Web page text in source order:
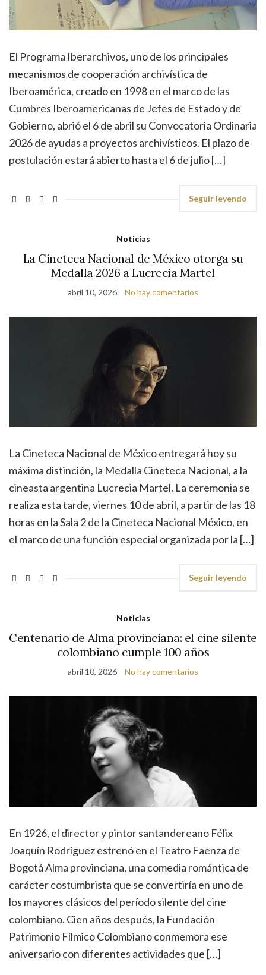
El Programa Iberarchivos, uno de los principales
mecanismos de cooperación archivística de
Iberoamérica, creado en 1998 en el marco de las
Cumbres Iberoamericanas de Jefes de Estado y de
Gobierno, abrió el 6 de abril su Convocatoria Ordinaria
2026 de ayudas a proyectos archivísticos. El plazo de
postulación estará abierto hasta el 6 de julio […]
Seguir leyendo
Noticias
La Cineteca Nacional de México otorga su
Medalla 2026 a Lucrecia Martel
abril 10, 2026 No hay comentarios
La Cineteca Nacional de México entregará hoy su
máxima distinción, la Medalla Cineteca Nacional, a la
cineasta argentina Lucrecia Martel. La ceremonia se
realiza esta tarde, viernes 10 de abril, a partir de las 18
horas en la Sala 2 de la Cineteca Nacional México, en
el marco de una función especial organizada por la […]
Seguir leyendo
Noticias
Centenario de Alma provinciana: el cine silente
colombiano cumple 100 años
abril 10, 2026 No hay comentarios
En 1926, el director y pintor santandereano Félix
Joaquín Rodríguez estrenó en el Teatro Faenza de
Bogotá Alma provinciana, una comedia romántica de
carácter costumbrista que se convertiría en uno de
los mayores clásicos del período silente del cine
colombiano. Cien años después, la Fundación
Patrimonio Fílmico Colombiano conmemora ese
aniversario con diferentes actividades que […]